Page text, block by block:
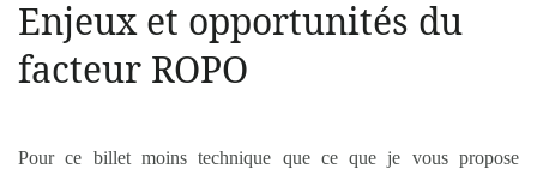
Enjeux et opportunités du
facteur ROPO
Pour ce billet moins technique que ce que je vous propose